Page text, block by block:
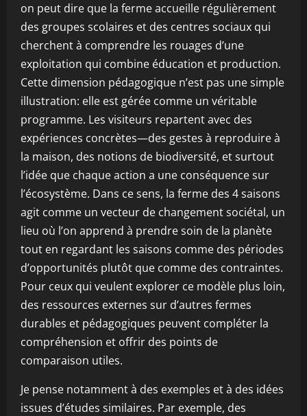
on peut dire que la ferme accueille régulièrement
des groupes scolaires et des centres sociaux qui
cherchent à comprendre les rouages d’une
exploitation qui combine éducation et production.
Cette dimension pédagogique n’est pas une simple
illustration: elle est gérée comme un véritable
programme. Les visiteurs repartent avec des
expériences concrètes—des gestes à reproduire à
la maison, des notions de biodiversité, et surtout
l’idée que chaque action a une conséquence sur
l’écosystème. Dans ce sens, la ferme des 4 saisons
agit comme un vecteur de changement sociétal, un
lieu où l’on apprend à prendre soin de la planète
tout en regardant les saisons comme des périodes
d’opportunités plutôt que comme des contraintes.
Pour ceux qui veulent explorer ce modèle plus loin,
des ressources externes sur d’autres fermes
durables et pédagogiques peuvent compléter la
compréhension et offrir des points de
comparaison utiles.
Je pense notamment à des exemples et à des idées
issues d’études similaires. Par exemple, des